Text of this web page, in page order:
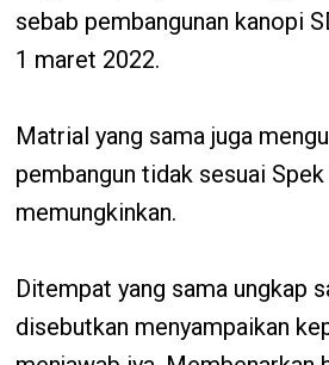
sebab pembangunan kanopi
1 maret 2022.
Matrial yang sama juga
pembangun tidak sesuai
memungkinkan.
Ditempat yang sama ungkap
disebutkan menyampaikan